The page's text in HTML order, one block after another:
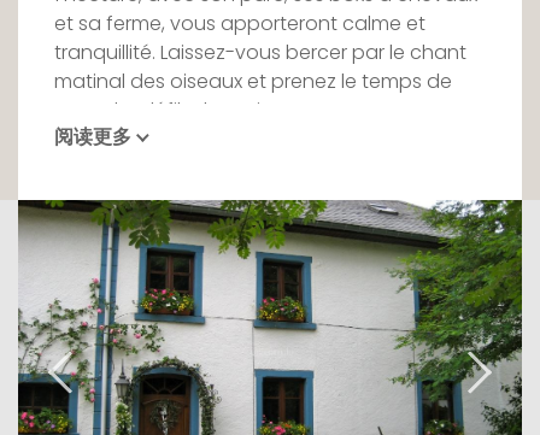
et sa ferme, vous apporteront calme et
tranquillité. Laissez-vous bercer par le chant
matinal des oiseaux et prenez le temps de
regarder défiler les saisons...
cette demeure de 1850 qui a su préserver son
authenticité. Complètement rénovée en 2008
avec des matériaux naturels : poutres en bois
apparentes alliant qualité et robustesse,
pierres naturelles, parquet en bois... pour un
retour aux sources garanti.
La ferme comprend :
阅读更多